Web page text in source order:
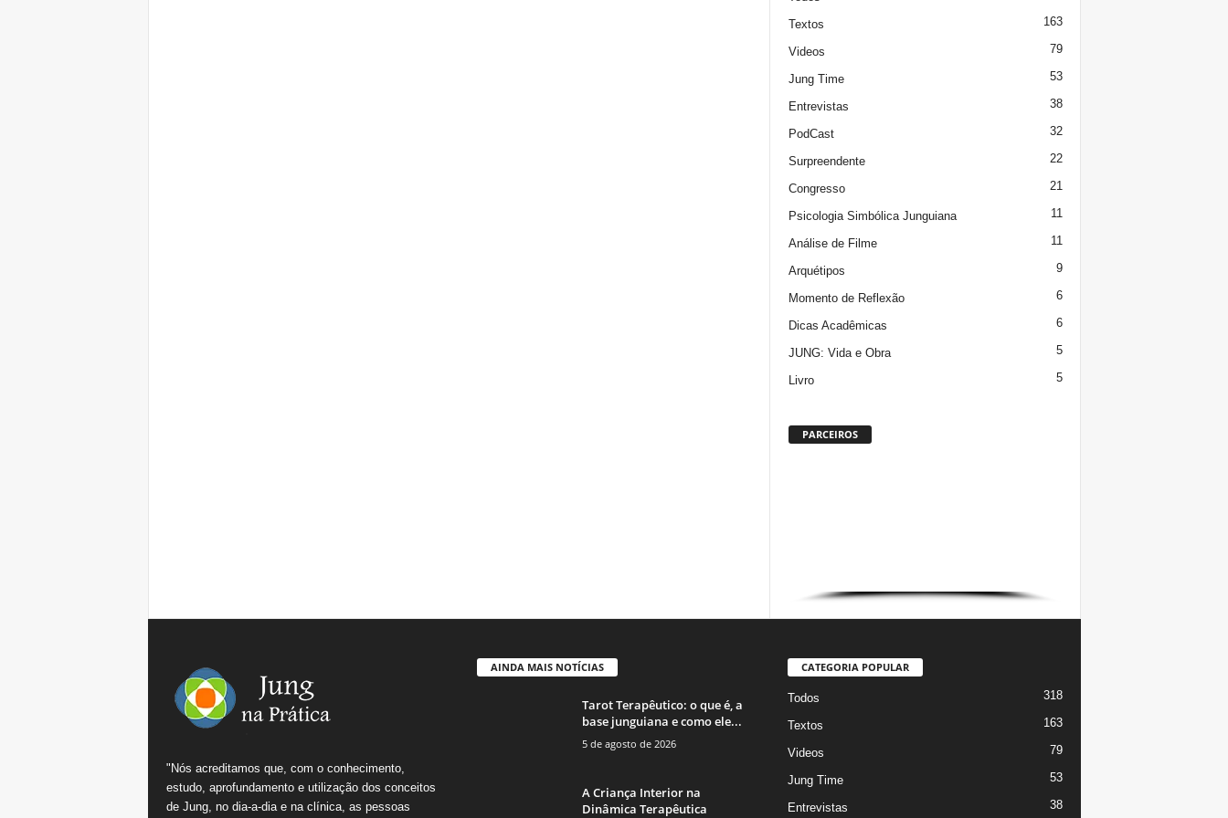
Textos 163
Videos 79
Jung Time 53
Entrevistas 38
PodCast 32
Surpreendente 22
Congresso 21
Psicologia Simbólica Junguiana 11
Análise de Filme 11
Arquétipos 9
Momento de Reflexão 6
Dicas Acadêmicas 6
JUNG: Vida e Obra 5
Livro 5
PARCEIROS
"Nós acreditamos que, com o conhecimento,
estudo, aprofundamento e utilização dos conceitos
de Jung, no dia-a-dia e na clínica, as pessoas
AINDA MAIS NOTÍCIAS
Tarot Terapêutico: o que é, a
base junguiana e como ele...
5 de agosto de 2026
A Criança Interior na
Dinâmica Terapêutica
CATEGORIA POPULAR
Todos 318
Textos 163
Videos 79
Jung Time 53
Entrevistas 38